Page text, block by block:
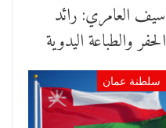
سيف العامري: رائد
الحفر والطباعة اليدوية
سلطنة عمان